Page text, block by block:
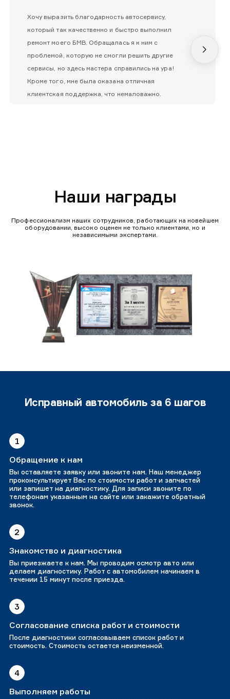
Хочу выразить благодарность автосервису,
который так качественно и быстро выполнил
ремонт моего БМВ. Обращалась я к ним с
проблемой, которую не смогли решить другие
сервисы, но здесь мастера справились на ура!
Кроме того, мне была оказана отличная
клиентская поддержка, что немаловажно.
Наши награды
Профессионализм наших сотрудников, работающих на новейшем
оборудовании, высоко оценен не только клиентами, но и
независимыми экспертами.
Исправный автомобиль за 6 шагов
1
Обращение к нам
Вы оставляете заявку или звоните нам. Наш менеджер
проконсультирует Вас по стоимости работ и запчастей
или запишет на диагностику. Для записи звоните по
телефонам указанным на сайте или закажите обратный
звонок.
2
Знакомство и диагностика
Вы приезжаете к нам. Мы проводим осмотр авто или
делаем диагностику. Работ с автомобилем начинаем в
течении 15 минут после приезда.
3
Согласование списка работ и стоимости
После диагностики согласовываем список работ и
стоимость. Стоимость остается неизменной.
4
Выполняем работы